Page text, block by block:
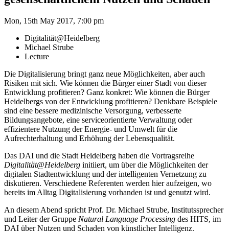
Mon, 15th May 2017, 7:00 pm
Digitalität@Heidelberg
Michael Strube
Lecture
Die Digitalisierung bringt ganz neue Möglichkeiten, aber auch
Risiken mit sich. Wie können die Bürger einer Stadt von dieser
Entwicklung profitieren? Ganz konkret: Wie können die Bürger
Heidelbergs von der Entwicklung profitieren? Denkbare Beispiele
sind eine bessere medizinische Versorgung, verbesserte
Bildungsangebote, eine serviceorientierte Verwaltung oder
effizientere Nutzung der Energie- und Umwelt für die
Aufrechterhaltung und Erhöhung der Lebensqualität.
Das DAI und die Stadt Heidelberg haben die Vortragsreihe
Digitalität@Heidelberg initiiert, um über die Möglichkeiten der
digitalen Stadtentwicklung und der intelligenten Vernetzung zu
diskutieren. Verschiedene Referenten werden hier aufzeigen, wo
bereits im Alltag Digitalisierung vorhanden ist und genutzt wird.
An diesem Abend spricht Prof. Dr. Michael Strube, Institutssprecher
und Leiter der Gruppe Natural Language Processing des HITS, im
DAI über Nutzen und Schaden von künstlicher Intelligenz.